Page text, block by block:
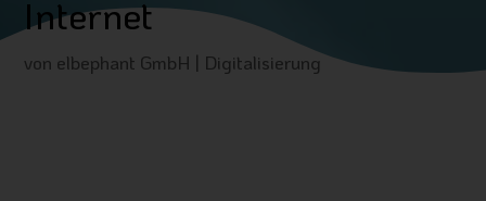
Internet
von elbephant GmbH | Digitalisierung